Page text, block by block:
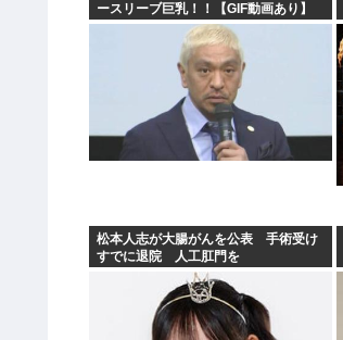
ースリーブ巨乳！！【GIF動画あり】
松本人志が大腸がんを公表 手術受け
すでに退院 人工肛門を